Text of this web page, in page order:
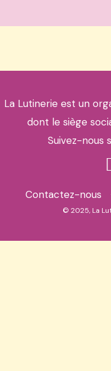
La Lutinerie est un
dont le siège
Suivez-nous
Contactez-nous
© 2025, La